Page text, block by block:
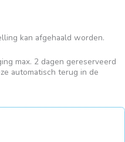
kan afgehaald worden.
max. 2 dagen gereserveerd
automatisch terug in de